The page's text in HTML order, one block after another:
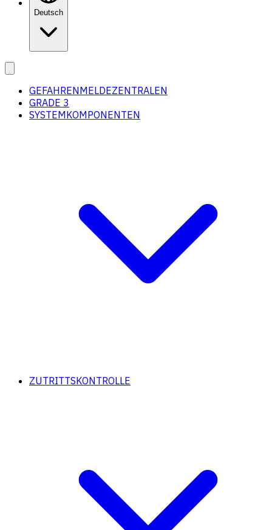
Deutsch
GEFAHRENMELDEZENTRALEN
GRADE 3
SYSTEMKOMPONENTEN
ZUTRITTSKONTROLLE